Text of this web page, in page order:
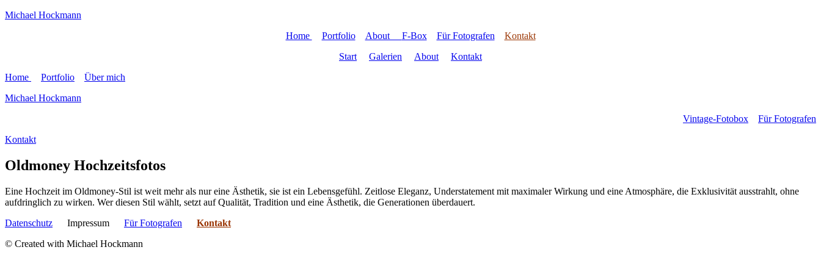
Michael Hockmann
Home
Portfolio About F-Box Für Fotografen
Kontakt
Start
Galerien About
Kontakt
Home
Portfolio
Über mich
Michael Hockmann
Vintage-Fotobox
Für Fotografen
Kontakt
Oldmoney Hochzeitsfotos
Eine Hochzeit im Oldmoney-Stil ist weit mehr als nur eine Ästhetik, sie ist ein Lebensgefühl. Zeitlose Eleganz, Understatement mit maximaler Wirkung und eine Atmosphäre, die Exklusivität ausstrahlt, ohne
aufdringlich zu wirken. Wer diesen Stil wählt, setzt auf Qualität, Tradition und eine Ästhetik, die Generationen überdauert.
Datenschutz Impressum Für Fotografen
Kontakt
© Created with Michael Hockmann